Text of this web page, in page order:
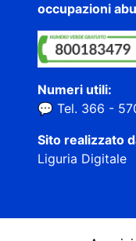
occupazioni
Numeri utili:
💬 Tel. 366 -
Sito realizzato
Liguria Digitale